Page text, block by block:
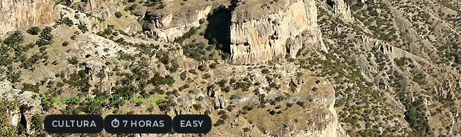
Experiencias · Chihuahua · Experiencia cultural a Copper Canyon vis…
CULTURA ⏱ 7 HORAS EASY